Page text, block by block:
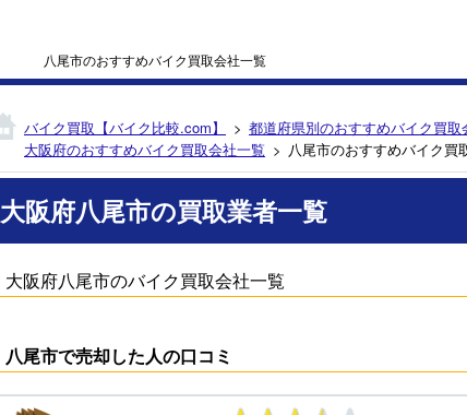
八尾市のおすすめバイク買取会社一覧
バイク買取【バイク比較.com】
都道府県別のおすすめバイク買取
大阪府のおすすめバイク買取会社一覧
八尾市のおすすめバイク買
大阪府八尾市の買取業者一覧
大阪府八尾市のバイク買取会社一覧
八尾市で売却した人の口コミ